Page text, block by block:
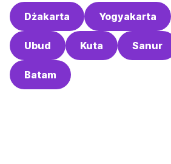
Dżakarta Yogyakarta
Ubud Kuta Sanur
Batam